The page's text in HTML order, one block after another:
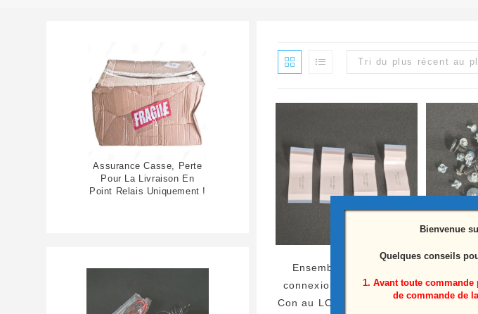
Tri du plus récent au
Ensemble nappes de
connexion de la carte T-
Con au LCD télé Sony XR-
Assurance Casse, Perte
Pour La Livraison En
Point Relais Uniquement !
Bienvenue
Quelques conseils
1. Avant toute commande
de commande de